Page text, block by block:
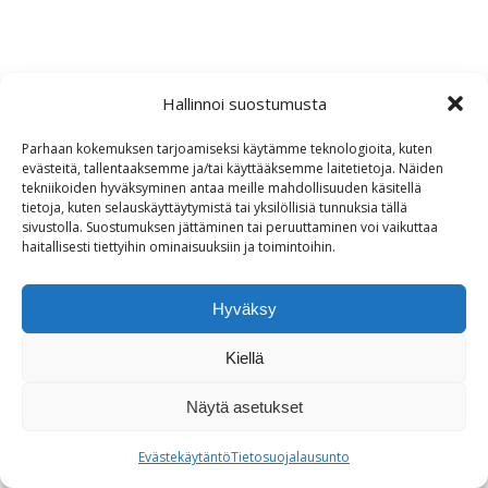
Hallinnoi suostumusta
Parhaan kokemuksen tarjoamiseksi käytämme teknologioita, kuten
evästeitä, tallentaaksemme ja/tai käyttääksemme laitetietoja. Näiden
tekniikoiden hyväksyminen antaa meille mahdollisuuden käsitellä
tietoja, kuten selauskäyttäytymistä tai yksilöllisiä tunnuksia tällä
sivustolla. Suostumuksen jättäminen tai peruuttaminen voi vaikuttaa
haitallisesti tiettyihin ominaisuuksiin ja toimintoihin.
Hyväksy
Kiellä
Näytä asetukset
EvästekäytäntöTietosuojalausunto